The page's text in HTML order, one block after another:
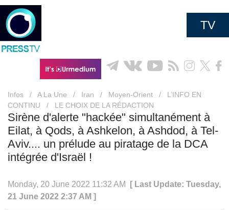
TV
Infos / A La Une / Iran / Moyen-Orient /
L’INFO EN
CONTINU
/ LE CHOIX DE LA RÉDACTION
Sirène d'alerte "hackée" simultanément à
Eilat, à Qods, à Ashkelon, à Ashdod, à Tel-
Aviv.... un prélude au piratage de la DCA
intégrée d'Israël !
Monday, 20 June 2022 11:32 AM
[ Last Update: Tuesday,
21 June 2022 2:37 AM ]